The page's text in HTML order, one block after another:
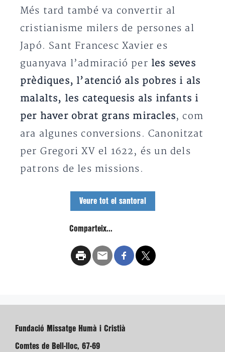
Més tard també va convertir al
cristianisme milers de persones al
Japó. Sant Francesc Xavier es
guanyava l’admiració per les seves
prèdiques, l’atenció als pobres i als
malalts, les catequesis als infants i
per haver obrat grans miracles, com
ara algunes conversions. Canonitzat
per Gregori XV el 1622, és un dels
patrons de les missions.
Veure tot el santoral
Comparteix...
Fundació Missatge Humà i Cristià
Comtes de Bell-lloc, 67-69